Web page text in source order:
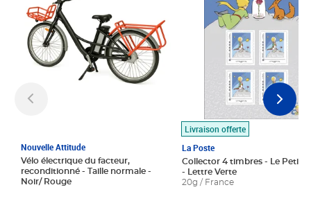
Nouvelle Attitude
Vélo électrique du facteur,
reconditionné - Taille normale -
Noir/ Rouge
Livraison offerte
La Poste
Collector 4 timbres - Le Petit
- Lettre Verte
20g / France